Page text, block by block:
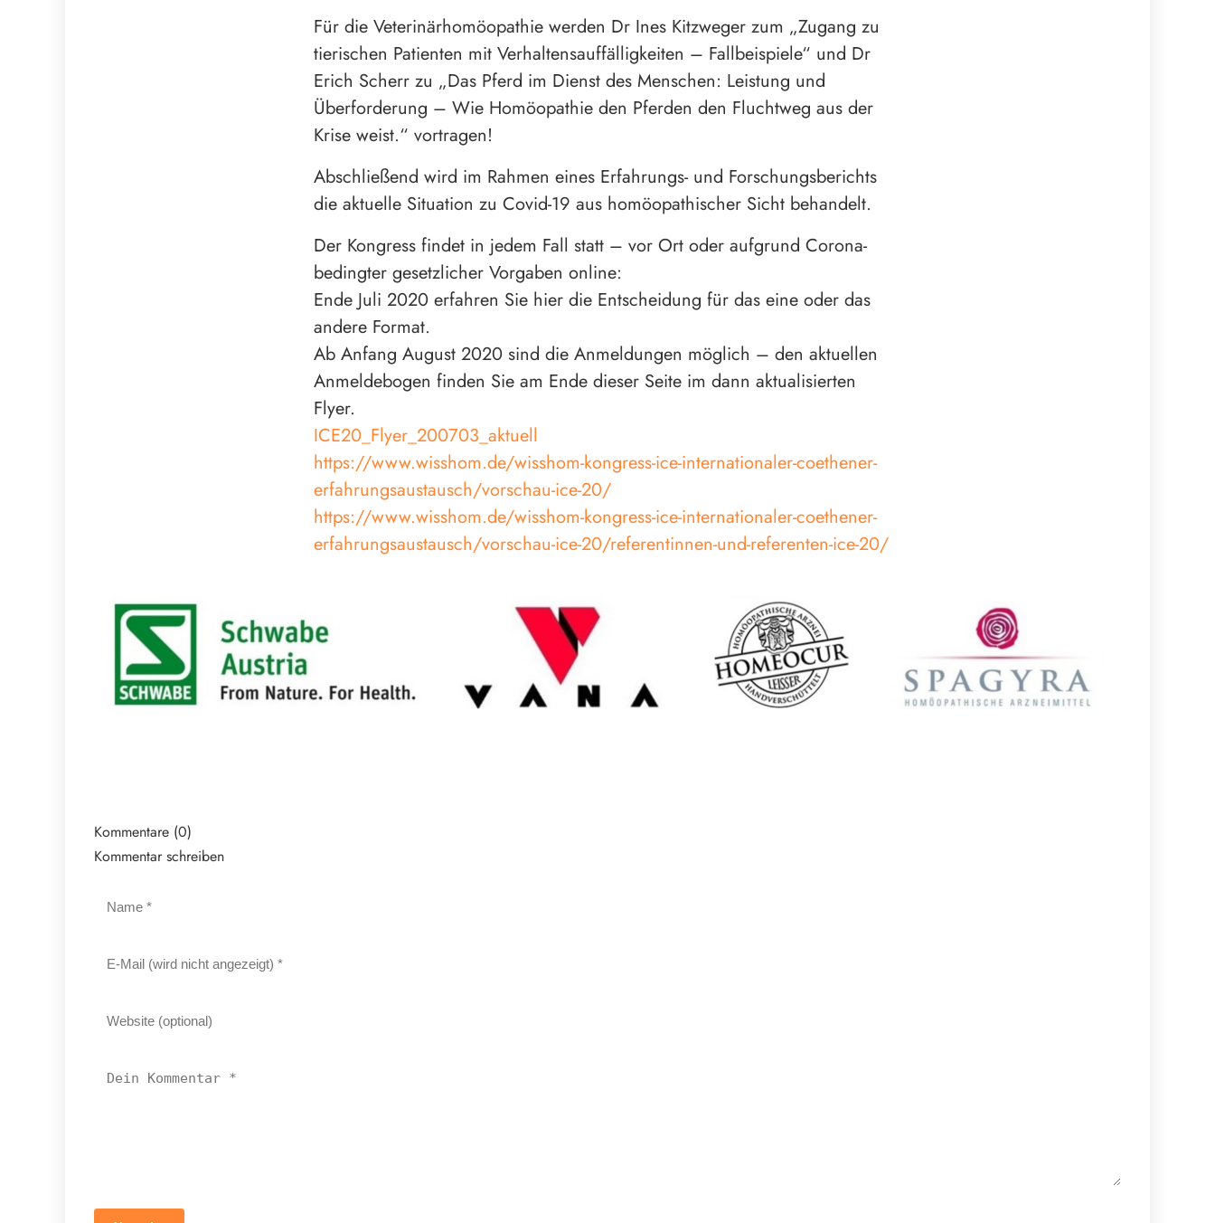
Für die Veterinärhomöopathie werden Dr Ines Kitzweger zum „Zugang zu
tierischen Patienten mit Verhaltensauffälligkeiten – Fallbeispiele“ und Dr
Erich Scherr zu „Das Pferd im Dienst des Menschen: Leistung und
Überforderung – Wie Homöopathie den Pferden den Fluchtweg aus der
Krise weist.“ vortragen!
Abschließend wird im Rahmen eines Erfahrungs- und Forschungsberichts
die aktuelle Situation zu Covid-19 aus homöopathischer Sicht behandelt.
Der Kongress findet in jedem Fall statt – vor Ort oder aufgrund Corona-
bedingter gesetzlicher Vorgaben online:
Ende Juli 2020 erfahren Sie hier die Entscheidung für das eine oder das
andere Format.
Ab Anfang August 2020 sind die Anmeldungen möglich – den aktuellen
Anmeldebogen finden Sie am Ende dieser Seite im dann aktualisierten
Flyer.
ICE20_Flyer_200703_aktuell
https://www.wisshom.de/wisshom-kongress-ice-internationaler-coethener-
erfahrungsaustausch/vorschau-ice-20/
https://www.wisshom.de/wisshom-kongress-ice-internationaler-coethener-
erfahrungsaustausch/vorschau-ice-20/referentinnen-und-referenten-ice-20/
Kommentare (0)
Kommentar schreiben